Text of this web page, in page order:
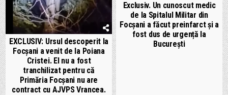
EXCLUSIV: Ursul descoperit la
Focșani a venit de la Poiana
Cristei. El nu a fost
tranchilizat pentru că
Primăria Focșani nu are
contract cu AJVPS Vrancea.
Exclusiv. Un cunoscut medic
de la Spitalul Militar din
Focșani a făcut preinfarct și a
fost dus de urgență la
București